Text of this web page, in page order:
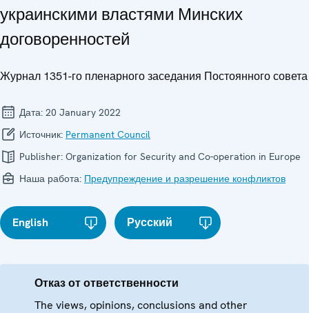
украинскими властями Минских
договоренностей
Журнал 1351-го пленарного заседания Постоянного совета
Дата: 20 January 2022
Источник: Permanent Council
Publisher: Organization for Security and Co-operation in Europe
Наша работа: Предупреждение и разрешение конфликтов
English Русский
Отказ от ответственности
The views, opinions, conclusions and other